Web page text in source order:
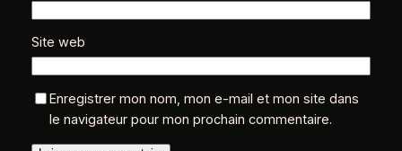
Site web
Enregistrer mon nom, mon e-mail et mon site dans
le navigateur pour mon prochain commentaire.